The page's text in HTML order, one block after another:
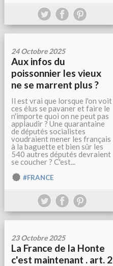
24 Octobre 2025
Aux infos du
poissonnier les vieux
ne se marrent plus ?
Il est vrai que lorsque l'on voit
ces élus se pavaner et faire le
n'importe quoi on ne peut pas
applaudir ? Une quarantaine
de députés socialistes
voudraient mener les français
à la baguette et bien sûr les
540 autres députés devraient
se coucher ? C'est...
#FRANCE
23 Octobre 2025
La France de la Honte
c'est maintenant . art. 2